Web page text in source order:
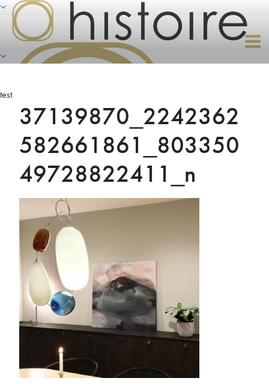
Naar
inhoud
springen
test
37139870_2242362
582661861_803350
49728822411_n